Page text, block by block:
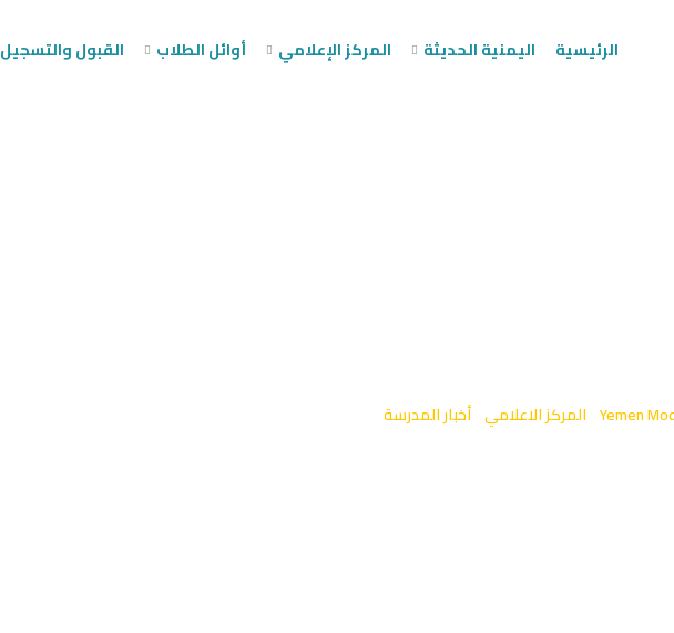
الرئيسية اليمنية الحديثة المركز الإعلامي أوائل الطلاب القبول والتسجيل
المركز الاعلامي أخبار المدرسة